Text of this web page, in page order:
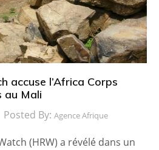
accuse l’Africa Corps
au Mali
Posted By: Agence Afrique
(HRW) a révélé dans un